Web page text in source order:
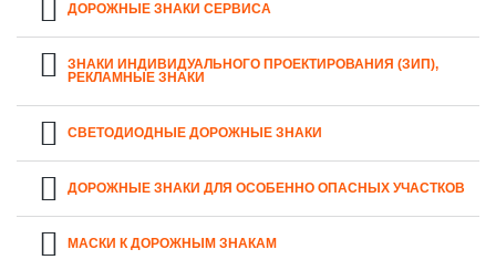
ДОРОЖНЫЕ ЗНАКИ СЕРВИСА
ЗНАКИ ИНДИВИДУАЛЬНОГО ПРОЕКТИРОВАНИЯ (ЗИП),
РЕКЛАМНЫЕ ЗНАКИ
СВЕТОДИОДНЫЕ ДОРОЖНЫЕ ЗНАКИ
ДОРОЖНЫЕ ЗНАКИ ДЛЯ ОСОБЕННО ОПАСНЫХ УЧАСТКОВ
МАСКИ К ДОРОЖНЫМ ЗНАКАМ